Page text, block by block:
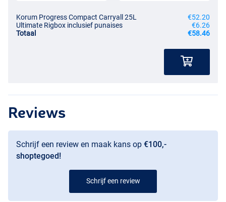
Korum Progress Compact Carryall 25L
€52.20
Ultimate Rigbox inclusief punaises
€6.26
Totaal
€58.46
Reviews
Schrijf een review en maak kans op €100,-
shoptegoed!
Schrijf een review